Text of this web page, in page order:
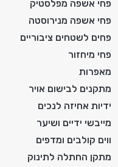
פחי אשפה מפלסטיק
פחי אשפה מנירוסטה
פחים לשטחים ציבוריים
פחי מיחזור
מאפרות
מתקנים לבישום אויר
ידיות אחיזה לנכים
מייבשי ידיים ושיער
ווים קולבים ומדפים
מתקן החתלה לתינוק